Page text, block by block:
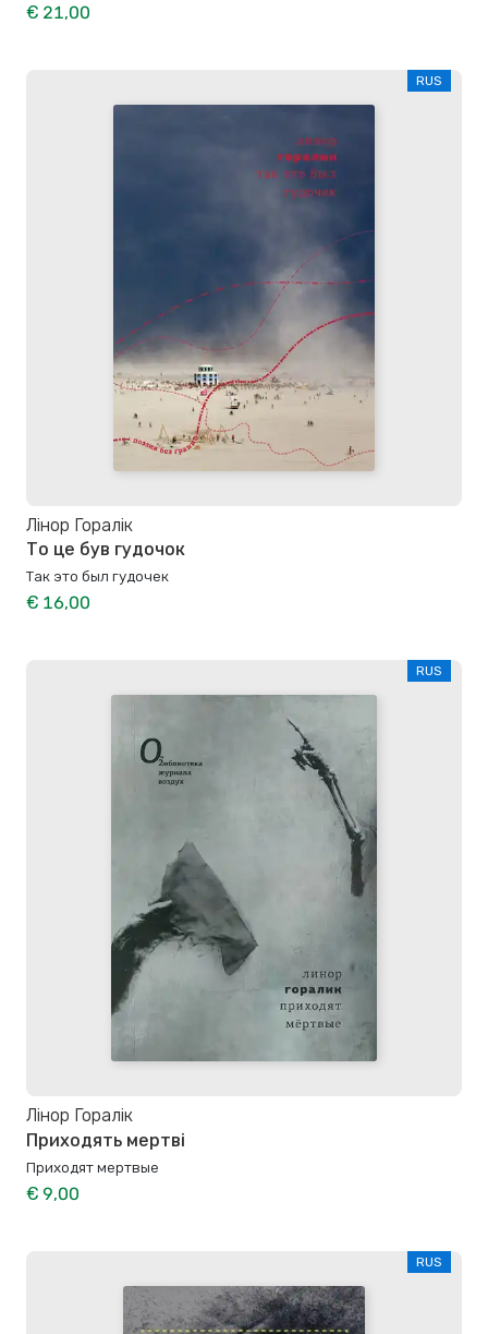
€ 21,00
RUS
Лінор Горалік
То це був гудочок
Так это был гудочек
€ 16,00
RUS
Лінор Горалік
Приходять мертві
Приходят мертвые
€ 9,00
RUS